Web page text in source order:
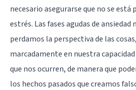
necesario asegurarse que no se está
estrés. Las fases agudas de ansiedad
perdamos la perspectiva de las
marcadamenteen nuestra
que nos ocurren, de manera que
los hechos pasados que creamos